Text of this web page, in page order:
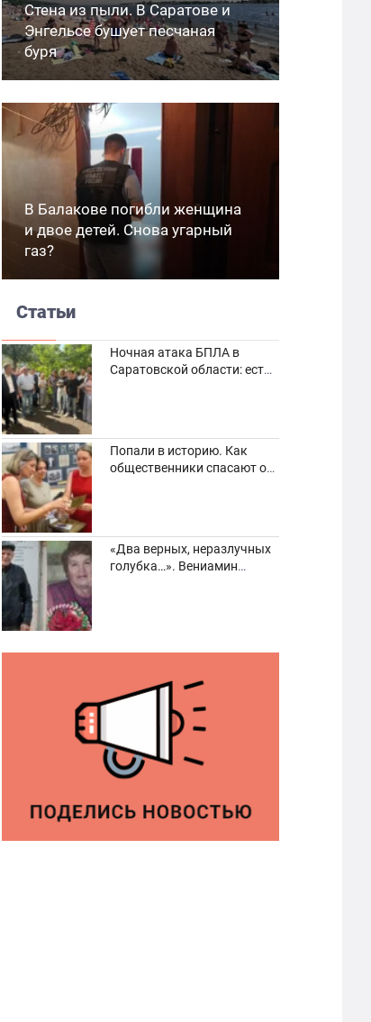
Стена из пыли. В Саратове и
Энгельсе бушует песчаная
буря
В Балакове погибли женщина
и двое детей. Снова угарный
газ?
Статьи
Ночная атака БПЛА в
Саратовской области: есть
Попали в историю. Как
общественники спасают от
«Два верных, неразлучных
голубка…». Вениамин